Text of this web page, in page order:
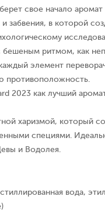
свое начало
забвения, в которой
бешеным ритмом, как
элемент
противоположность.
2023 как лучший
харизмой, который
специями.
и Водолея.
вода,